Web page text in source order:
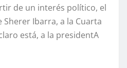
de un interés político, el
Sherer Ibarra, a la Cuarta
está, a la presidentA